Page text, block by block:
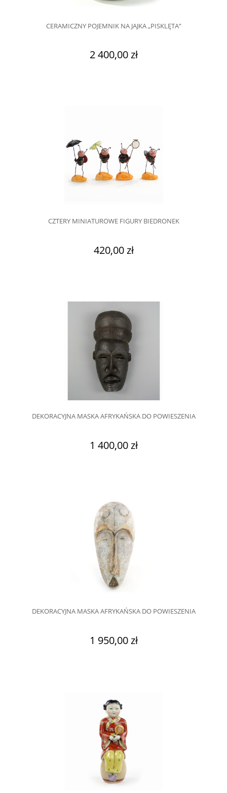
CERAMICZNY POJEMNIK NA JAJKA „PISKLĘTA”
2 400,00 zł
CZTERY MINIATUROWE FIGURY BIEDRONEK
420,00 zł
DEKORACYJNA MASKA AFRYKAŃSKA DO POWIESZENIA
1 400,00 zł
DEKORACYJNA MASKA AFRYKAŃSKA DO POWIESZENIA
1 950,00 zł